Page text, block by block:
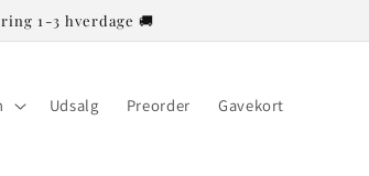
1-3 hverdage 🚚
Udsalg Preorder Gavekort